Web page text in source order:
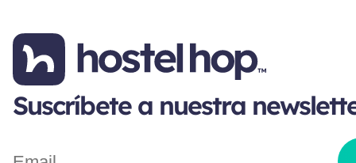
Suscríbete a nuestra